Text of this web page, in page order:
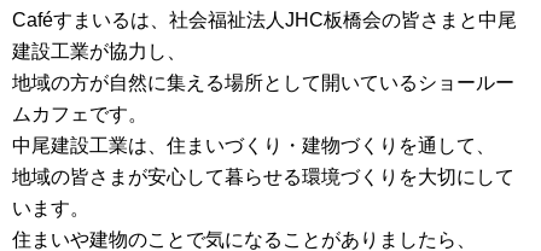
Caféすまいるは、社会福祉法人JHC板橋会の皆さまと中尾
建設工業が協力し、
地域の方が自然に集える場所として開いているショールー
ムカフェです。
中尾建設工業は、住まいづくり・建物づくりを通して、
地域の皆さまが安心して暮らせる環境づくりを大切にして
います。
住まいや建物のことで気になることがありましたら、